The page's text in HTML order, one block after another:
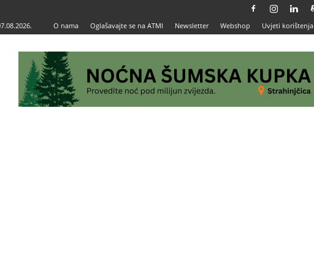
O nama Oglašavajte se na ATMI Newsletter Webshop Uvjeti korištenja